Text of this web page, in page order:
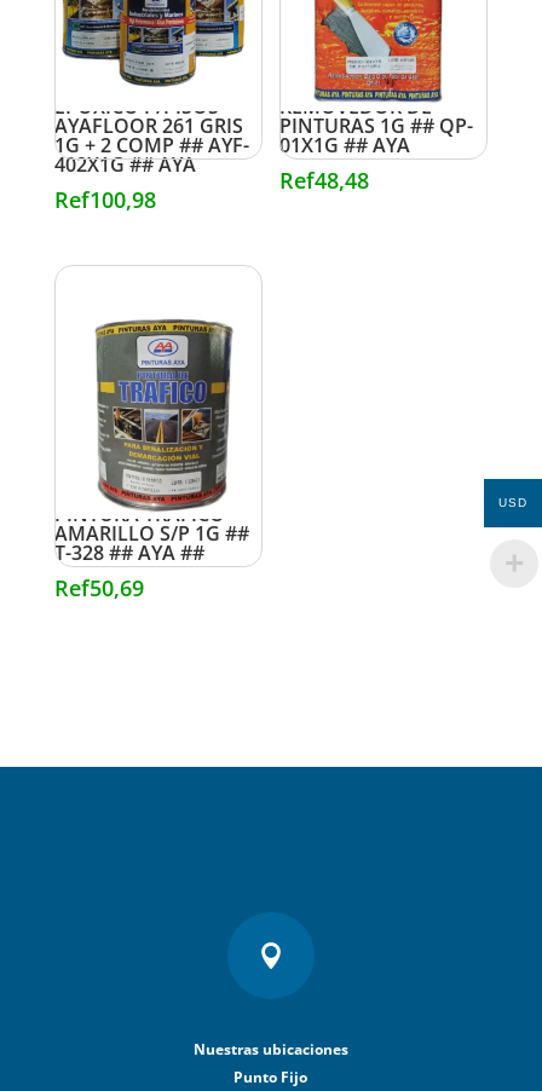
EPOXICO P/PISOS
AYAFLOOR 261 GRIS
1G + 2 COMP ## AYF-
402X1G ## AYA
Ref100,98
REMOVEDOR DE
PINTURAS 1G ## QP-
01X1G ## AYA
Ref48,48
PINTURA TRAFICO
AMARILLO S/P 1G ##
T-328 ## AYA ##
Ref50,69

Nuestras ubicaciones
Punto Fijo
USD